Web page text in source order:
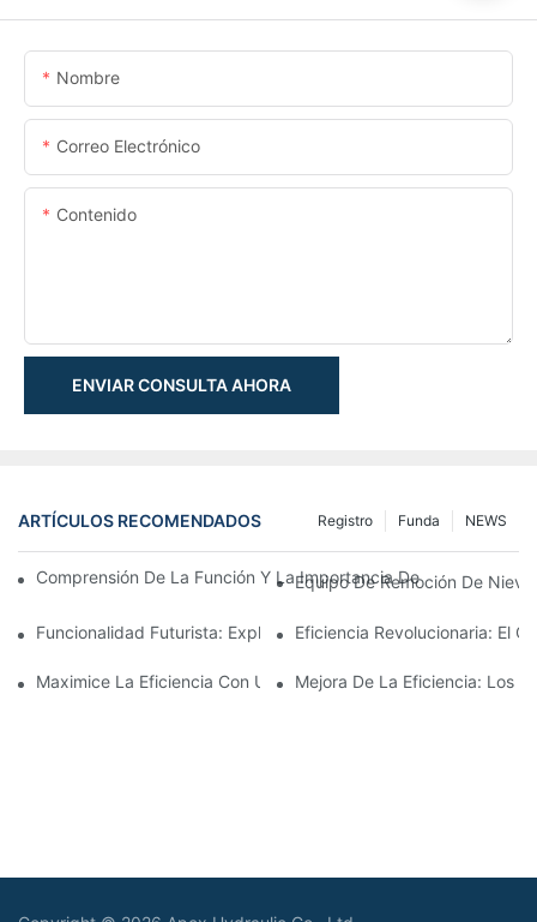
Nombre
Correo Electrónico
Contenido
ENVIAR CONSULTA AHORA
ARTÍCULOS RECOMENDADOS NEWS
Funda
Registro
Comprensión De La Función Y La Importancia De Los Cilindros
Equipo De Remoción De
Funcionalidad Futurista: Exploración Del Cilindro Telescópico
Eficiencia Revolucionaria: El
Maximice La Eficiencia Con Un Cilindro Hidráulico Telescópico
Mejora De La Eficiencia: Los